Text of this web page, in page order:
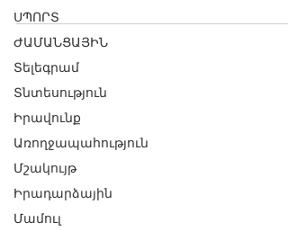
ՍՊՈՐՏ
ԺԱՄԱՆՑԱՅԻՆ
Տելեգրամ
Տնտեսություն
Իրավունք
Առողջապահություն
Մշակույթ
Իրադարձային
Մամուլ